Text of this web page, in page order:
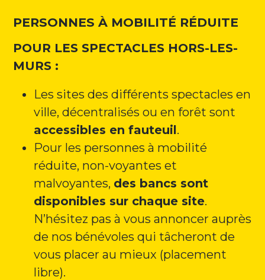
PERSONNES À MOBILITÉ RÉDUITE
POUR LES SPECTACLES HORS-LES-
MURS :
Les sites des différents spectacles en
ville, décentralisés ou en forêt sont
accessibles en fauteuil.
Pour les personnes à mobilité
réduite, non-voyantes et
malvoyantes, des bancs sont
disponibles sur chaque site.
N’hésitez pas à vous annoncer auprès
de nos bénévoles qui tâcheront de
vous placer au mieux (placement
libre).